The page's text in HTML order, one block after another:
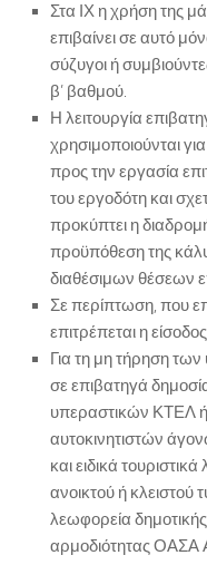
Στα ΙΧ η χρήση της
επιβαίνει σε αυτό
σύζυγοι ή
β’ βαθμού.
Η λειτουργία
χρησιμοποιούνται
προς την εργασία
του εργοδότη και
προκύπτει η
προϋπόθεση της
διαθέσιμων θέσεων
Σε περίπτωση, που
επιτρέπεται η
Για τη μη τήρηση
σε επιβατηγά
υπεραστικών ΚΤΕΛ
αυτοκινητιστών
και ειδικά
ανοικτού ή κλειστού
λεωφορεία
αρμοδιότητας ΟΑΣΑ